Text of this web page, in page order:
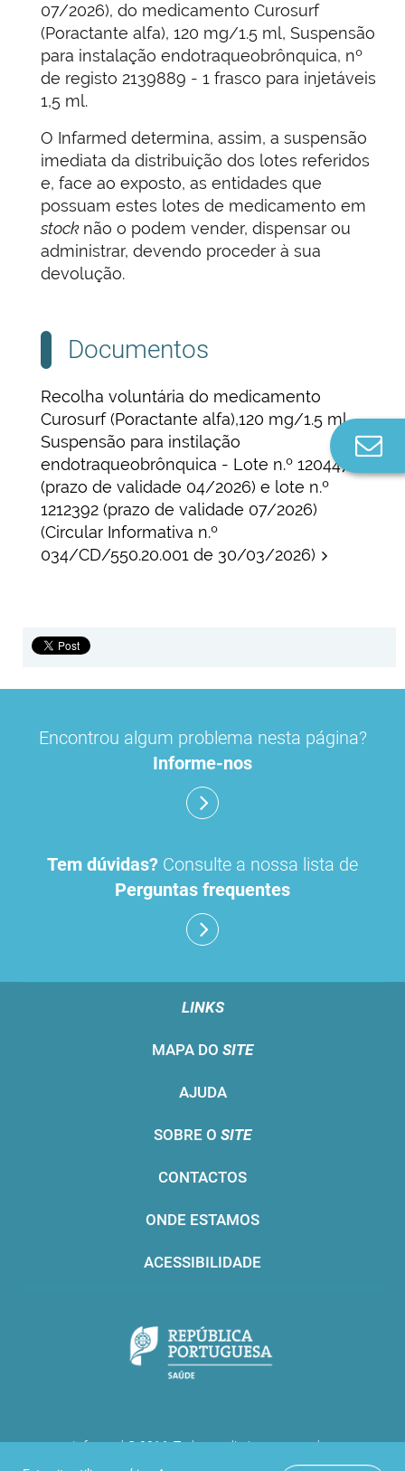
07/2026), do medicamento Curosurf
(Poractante alfa), 120 mg/1.5 ml, Suspensão
para instalação endotraqueobrônquica, nº
de registo 2139889 - 1 frasco para injetáveis
1,5 ml.
O Infarmed determina, assim, a suspensão
imediata da distribuição dos lotes referidos
e, face ao exposto, as entidades que
possuam estes lotes de medicamento em
stock não o podem vender, dispensar ou
administrar, devendo proceder à sua
devolução.
Documentos
Recolha voluntária do medicamento
Curosurf (Poractante alfa),120 mg/1.5 ml,
Suspensão para instilação
endotraqueobrônquica - Lote n.º 1204472
(prazo de validade 04/2026) e lote n.º
1212392 (prazo de validade 07/2026)
(Circular Informativa n.º
034/CD/550.20.001 de 30/03/2026)
Encontrou algum problema nesta página?
Informe-nos
Tem dúvidas? Consulte a nossa lista de
Perguntas frequentes
LINKS
MAPA DO SITE
AJUDA
SOBRE O SITE
CONTACTOS
ONDE ESTAMOS
ACESSIBILIDADE
Infarmed © 2016. Todos os direitos reservados